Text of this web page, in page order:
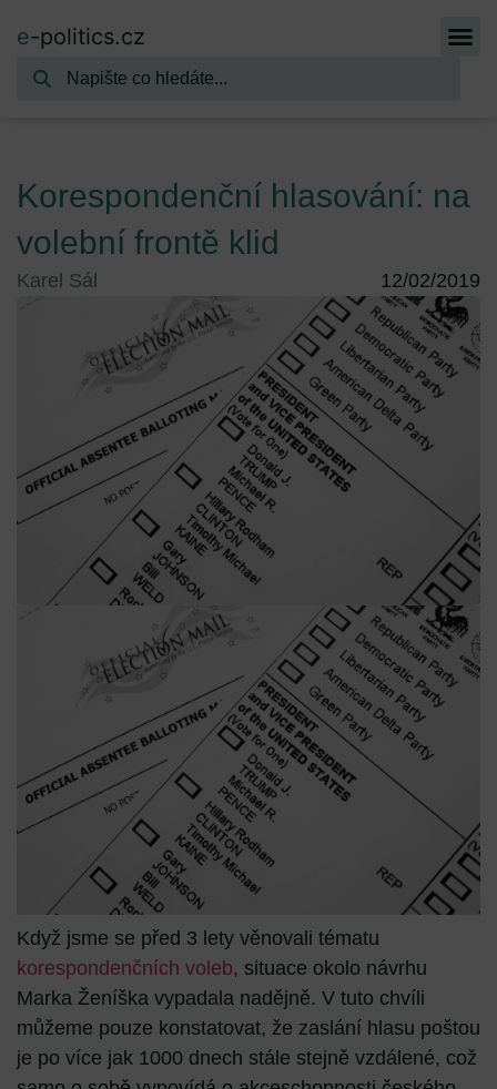
e-politics.cz
Korespondenční hlasování: na
volební frontě klid
Karel Sál 12/02/2019
Když jsme se před 3 lety věnovali tématu
korespondenčních voleb, situace okolo návrhu
Marka Ženíška vypadala nadějně. V tuto chvíli
můžeme pouze konstatovat, že zaslání hlasu poštou
je po více jak 1000 dnech stále stejně vzdálené, což